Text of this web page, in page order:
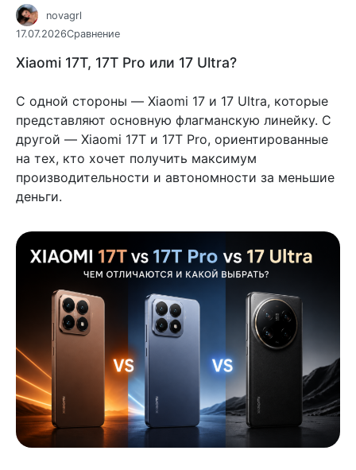
novagrl
17.07.2026Сравнение
Xiaomi 17T, 17T Pro или 17 Ultra?
С одной стороны — Xiaomi 17 и 17 Ultra, которые
представляют основную флагманскую линейку. С
другой — Xiaomi 17T и 17T Pro, ориентированные
на тех, кто хочет получить максимум
производительности и автономности за меньшие
деньги.